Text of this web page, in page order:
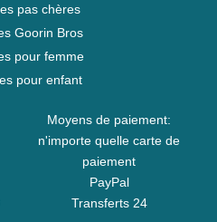
pas chères
Goorin Bros
pour femme
pour enfant
Moyens de paiement:
n'importe quelle carte de
paiement
PayPal
Transferts 24